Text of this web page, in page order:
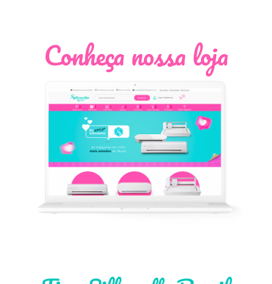
Conheça nossa loja
Léia Pastori